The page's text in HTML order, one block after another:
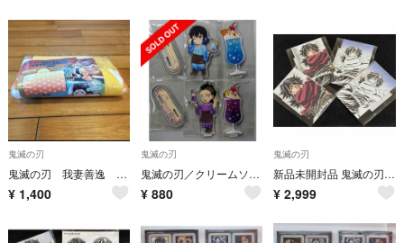
鬼滅の刃
鬼滅の刃 我妻善逸 フード付き タオル
¥ 1,400
鬼滅の刃
鬼滅の刃／クリームソーダパーラー アクリルスタンド 伊之助＆玄弥
¥ 880
鬼滅の刃
新品未開封品 鬼滅の刃 かふぇくじ 冨岡義勇 コレクションカード 4点セット
¥ 2,999